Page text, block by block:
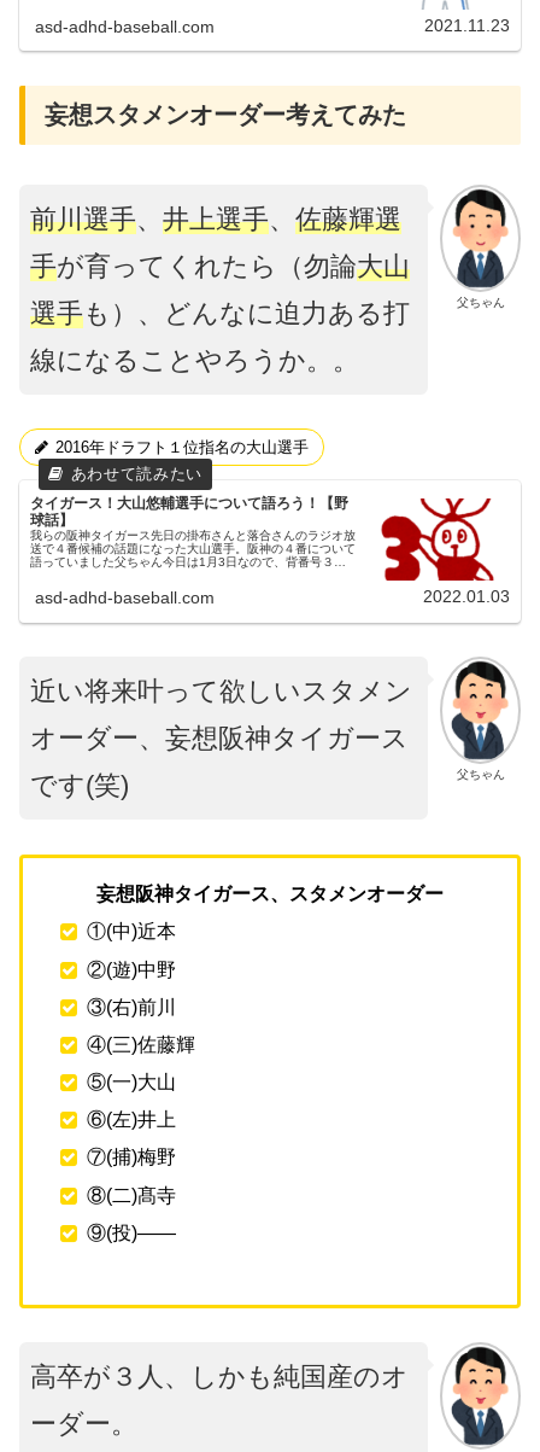
密着指導をしたようです。父...
asd-adhd-baseball.com 2021.11.23
妄想スタメンオーダー考えてみた
父ちゃん
前川選手、 井上選手、 佐藤輝選
手が育ってくれたら（勿論大山
選手も）、どんなに迫力ある打
線になることやろうか。。
2016年ドラフト１位指名の大山選手
タイガース！大山悠輔選手について語ろう！【野
球話】
我らの阪神タイガース先日の掛布さんと落合さんのラジオ放
送で４番候補の話題になった大山選手。阪神の４番について
語っていました父ちゃん今日は1月3日なので、背番号３に
年ドラフト１位指名 大...
asd-adhd-baseball.com 2022.01.03
父ちゃん
近い将来叶って欲しいスタメン
オーダー、妄想阪神タイガース
です(笑)
妄想阪神タイガース、スタメンオーダー
①(中)近本
②(遊)中野
③(右)前川
④(三)佐藤輝
⑤(一)大山
⑥(左)井上
⑦(捕)梅野
⑧(二)髙寺
⑨(投)――
高卒が３人、しかも純国産のオ
ーダー。